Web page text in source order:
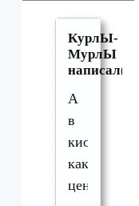
КурлЫ-
МурлЫ
А
в
киосках
как
цены?